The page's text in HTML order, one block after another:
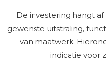
De investering hangt af
gewenste uitstraling,
van maatwerk.
indicatie voor